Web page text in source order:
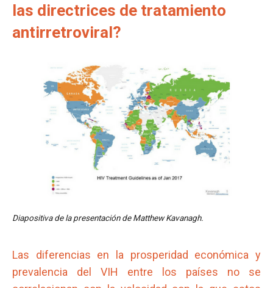
las directrices de tratamiento
antirretroviral?
Diapositiva de la presentación de Matthew Kavanagh.
Las diferencias en la prosperidad económica y
prevalencia del VIH entre los países no se